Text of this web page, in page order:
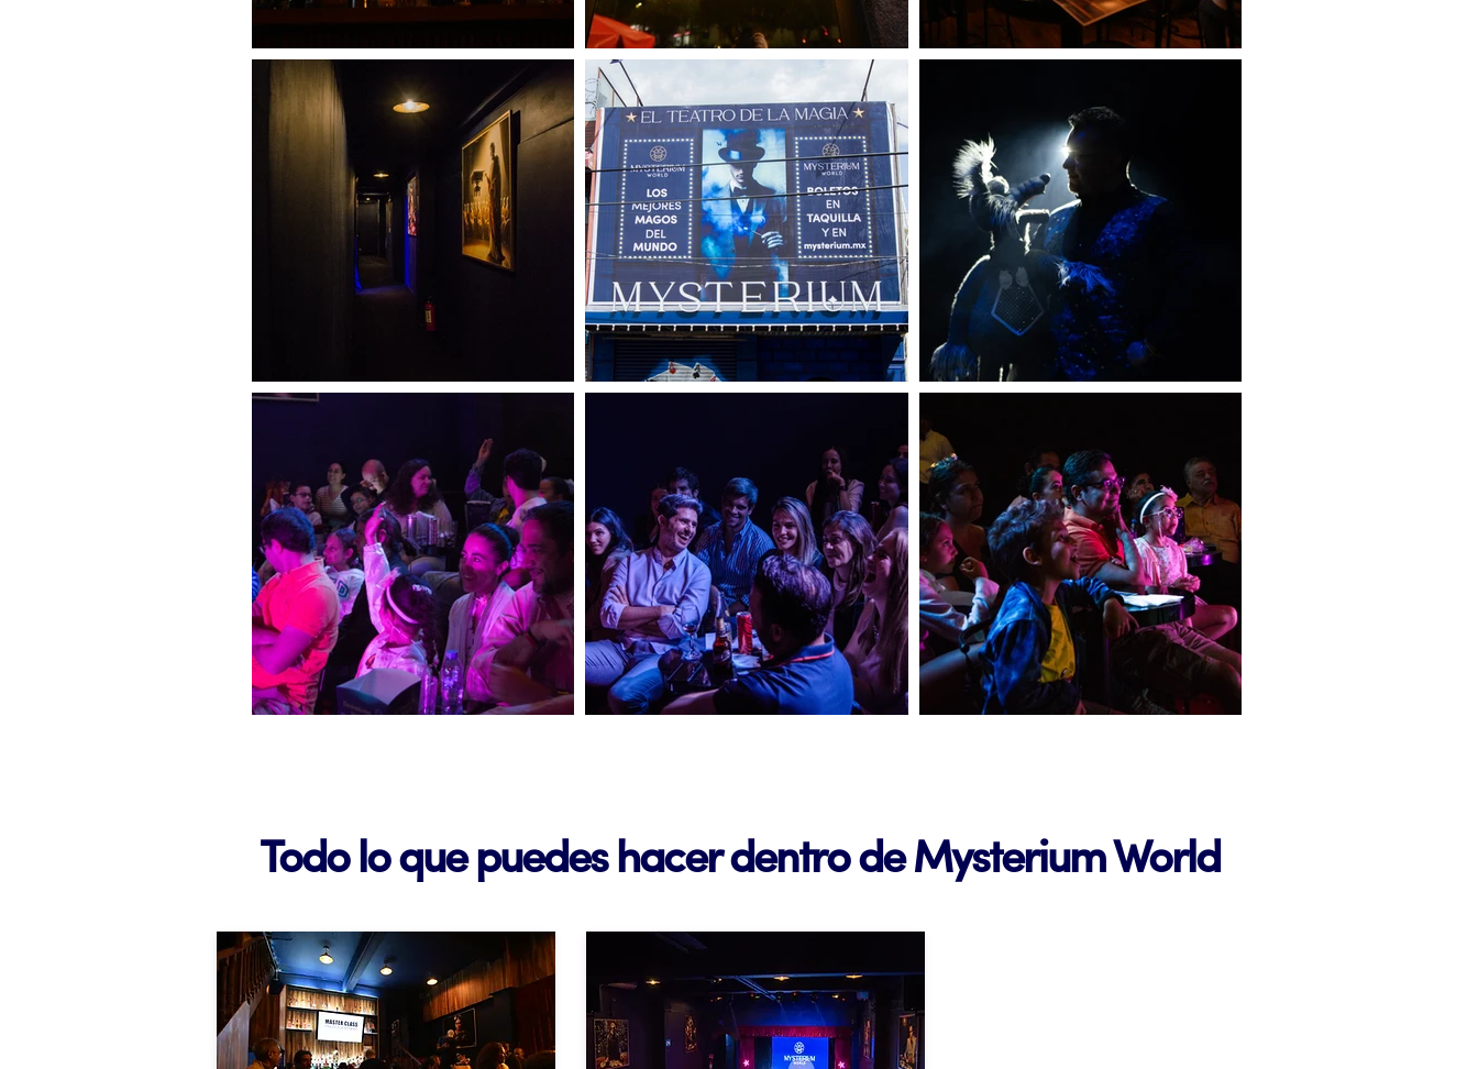
Todo lo que puedes hacer dentro de Mysterium World